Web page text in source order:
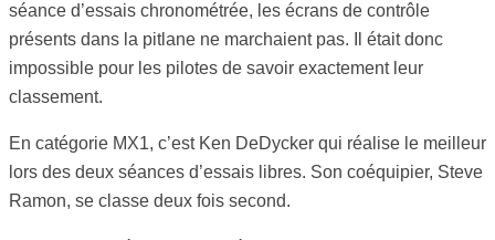
séance d’essais chronométrée, les écrans de contrôle
présents dans la pitlane ne marchaient pas. Il était donc
impossible pour les pilotes de savoir exactement leur
classement.
En catégorie MX1, c’est Ken DeDycker qui réalise le meilleur
lors des deux séances d’essais libres. Son coéquipier, Steve
Ramon, se classe deux fois second.